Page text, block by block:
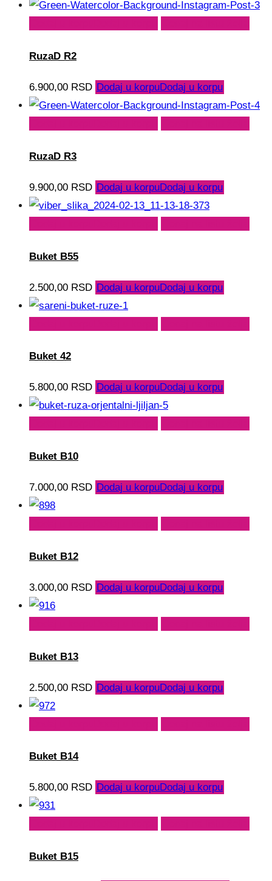
RuzaD R2
6.900,00 RSD Dodaj u korpuDodaj u korpu
RuzaD R3
9.900,00 RSD Dodaj u korpuDodaj u korpu
Buket B55
2.500,00 RSD Dodaj u korpuDodaj u korpu
Buket 42
5.800,00 RSD Dodaj u korpuDodaj u korpu
Buket B10
7.000,00 RSD Dodaj u korpuDodaj u korpu
Buket B12
3.000,00 RSD Dodaj u korpuDodaj u korpu
Buket B13
2.500,00 RSD Dodaj u korpuDodaj u korpu
Buket B14
5.800,00 RSD Dodaj u korpuDodaj u korpu
Buket B15